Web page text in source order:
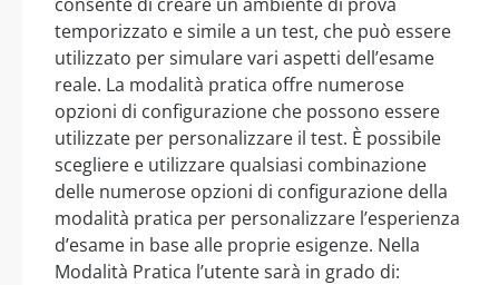
temporizzato e simile a un test, che può essere
utilizzato per simulare vari aspetti dell’esame
reale. La modalità pratica offre numerose
opzioni di configurazione che possono essere
utilizzate per personalizzare il test. È possibile
scegliere e utilizzare qualsiasi combinazione
delle numerose opzioni di configurazione della
modalità pratica per personalizzare l’esperienza
d’esame in base alle proprie esigenze. Nella
Modalità Pratica l’utente sarà in grado di: